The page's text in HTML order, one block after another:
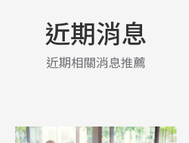
近期消息
近期相關消息推薦